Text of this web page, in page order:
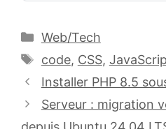
Catégories
Web/Tech
Étiquettes
code, CSS,
Installer PHP 8.5
Serveur : migration